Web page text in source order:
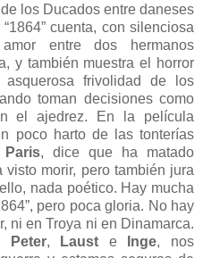
los Ducados entre daneses
cuenta, con silenciosa
entre dos hermanos
y también muestra el horror
frivolidad de los
toman decisiones como
el ajedrez. En la película
poco harto de las tonterías
Paris, dice que ha matado
morir, pero también jura
nada poético. Hay mucha
pero poca gloria. No hay
ni en Troya ni en Dinamarca.
Peter, Laust e Inge, nos